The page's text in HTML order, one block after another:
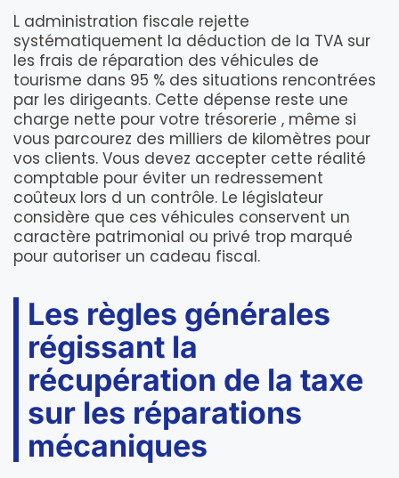
L administration fiscale rejette
systématiquement la déduction de la TVA sur
les frais de réparation des véhicules de
tourisme dans 95 % des situations rencontrées
par les dirigeants. Cette dépense reste une
charge nette pour votre trésorerie , même si
vous parcourez des milliers de kilomètres pour
vos clients. Vous devez accepter cette réalité
comptable pour éviter un redressement
coûteux lors d un contrôle. Le législateur
considère que ces véhicules conservent un
caractère patrimonial ou privé trop marqué
pour autoriser un cadeau fiscal.
Les règles générales
régissant la
récupération de la taxe
sur les réparations
mécaniques